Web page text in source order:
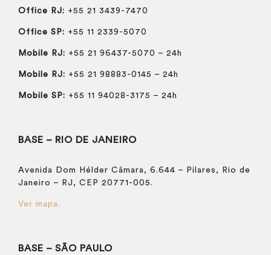
Office RJ: +55 21 3439-7470
Office SP: +55 11 2339-5070
Mobile RJ: +55 21 96437-5070 – 24h
Mobile RJ: +55 21 98883-0145 – 24h
Mobile SP: +55 11 94028-3175 – 24h
BASE – RIO DE JANEIRO
Avenida Dom Hélder Câmara, 6.644 – Pilares, Rio de
Janeiro – RJ, CEP 20771-005.
Ver mapa.
BASE – SÃO PAULO